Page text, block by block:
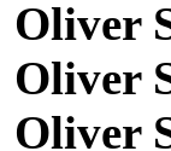
Oliver
Oliver
Oliver